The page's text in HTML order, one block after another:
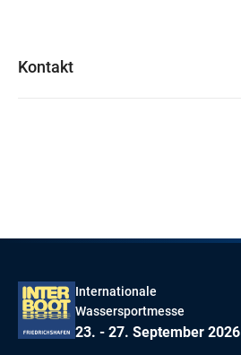
Kontakt
Internationale
Wassersportmesse
23. - 27. September 2026